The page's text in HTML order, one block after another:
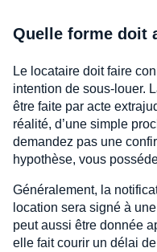
Quelle forme doit
Le locataire doit faire
intention de sous-louer.
être faite par acte
réalité, d’une simple
demandez pas une
hypothèse, vous
Généralement, la
location sera signé à
peut aussi être donnée
elle fait courir un délai